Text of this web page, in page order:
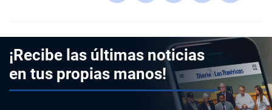
¡Recibe las últimas noticias
en tus propias manos!